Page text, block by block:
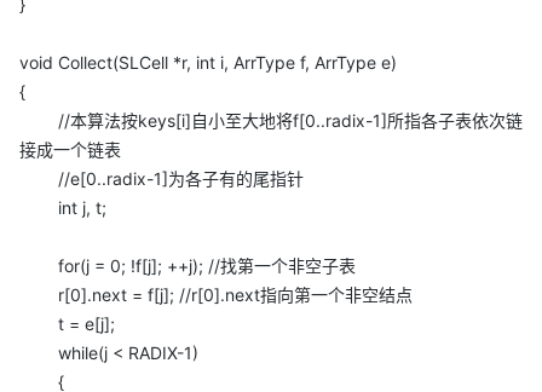
}
void Collect(SLCell *r, int i, ArrType f, ArrType e)
{
//本算法按keys[i]自小至大地将f[0..radix-1]所指各子表依次链
接成一个链表
//e[0..radix-1]为各子有的尾指针
int j, t;
for(j = 0; !f[j]; ++j); //找第一个非空子表
r[0].next = f[j]; //r[0].next指向第一个非空结点
t = e[j];
while(j < RADIX-1)
{